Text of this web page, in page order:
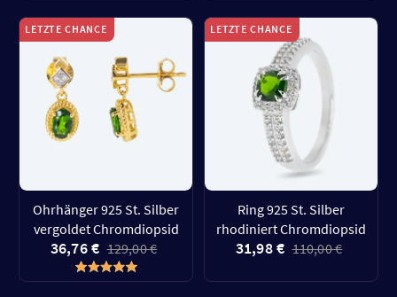
LETZTE CHANCE
Ohrhänger 925 St. Silber
vergoldet Chromdiopsid
36,76 € 129,00 €
LETZTE CHANCE
Ring 925 St. Silber
rhodiniert Chromdiopsid
31,98 € 110,00 €